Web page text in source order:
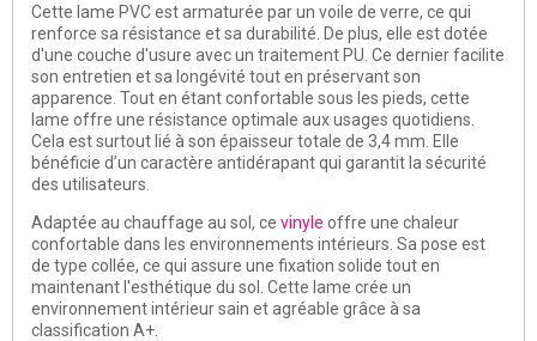
Cette lame PVC est armaturée par un voile de verre, ce qui
renforce sa résistance et sa durabilité. De plus, elle est dotée
d'une couche d'usure avec un traitement PU. Ce dernier facilite
son entretien et sa longévité tout en préservant son
apparence. Tout en étant confortable sous les pieds, cette
lame offre une résistance optimale aux usages quotidiens.
Cela est surtout lié à son épaisseur totale de 3,4 mm. Elle
bénéficie d’un caractère antidérapant qui garantit la sécurité
des utilisateurs.
Adaptée au chauffage au sol, ce vinyle offre une chaleur
confortable dans les environnements intérieurs. Sa pose est
de type collée, ce qui assure une fixation solide tout en
maintenant l'esthétique du sol. Cette lame crée un
environnement intérieur sain et agréable grâce à sa
classification A+.